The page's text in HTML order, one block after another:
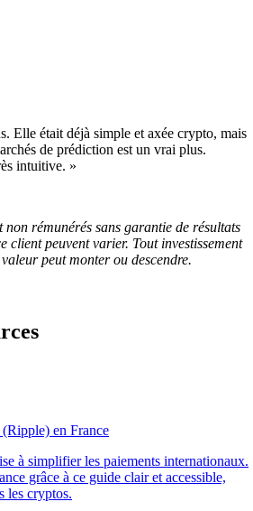
Elle était déjà simple et axée crypto, mais
de prédiction est un vrai plus.
intuitive. »
non rémunérés sans garantie de résultats
client peuvent varier. Tout investissement
peut monter ou descendre.
en France
à simplifier les paiements internationaux.
grâce à ce guide clair et accessible,
les cryptos.